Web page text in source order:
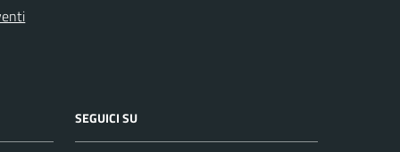
SEGUICI SU